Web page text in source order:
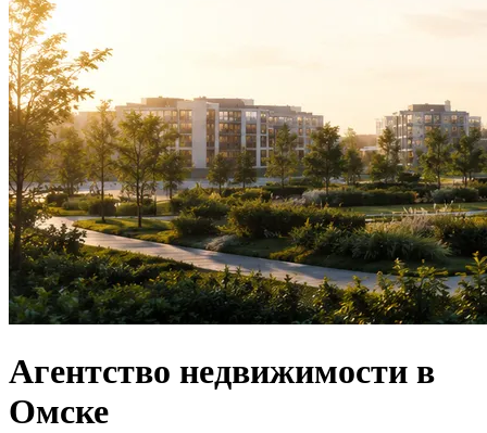
Агентство недвижимости в
Омске